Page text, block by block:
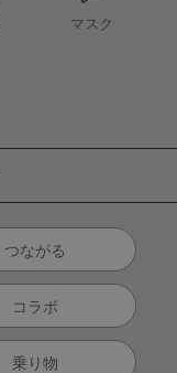
マスク
つながる
コラボ
乗り物